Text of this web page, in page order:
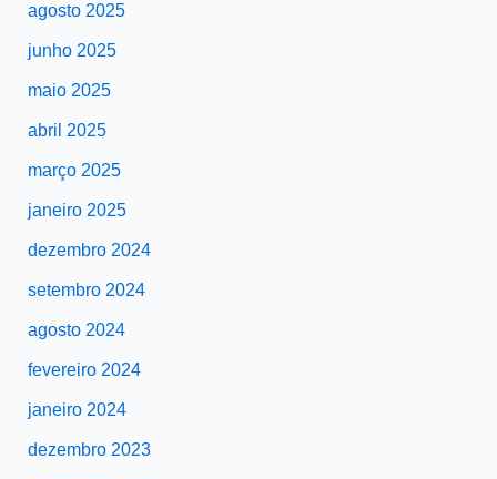
agosto 2025
junho 2025
maio 2025
abril 2025
março 2025
janeiro 2025
dezembro 2024
setembro 2024
agosto 2024
fevereiro 2024
janeiro 2024
dezembro 2023